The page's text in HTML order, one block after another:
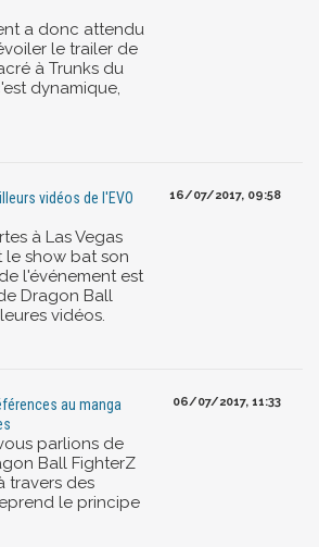
a donc attendu
le trailer de
à Trunks du
dynamique,
vidéos de l'EVO
à Las Vegas
le show bat son
l'événement est
Dragon Ball
vidéos.
16/07/2017, 09:58
au manga
parlions de
Ball FighterZ
travers des
le principe
06/07/2017, 11:33